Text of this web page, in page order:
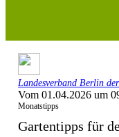
Landesverband Berlin
Vom 01.04.2026 um
Monatstipps
Gartentipps für